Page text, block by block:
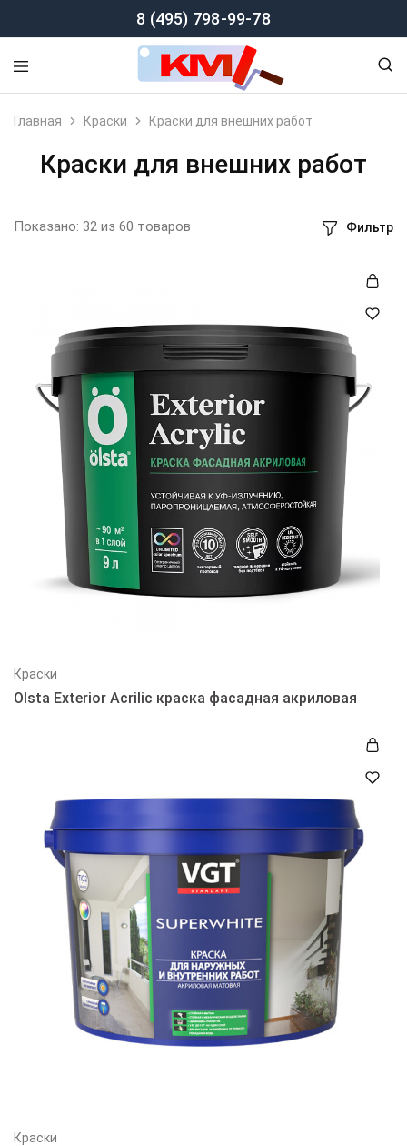
8 (495) 798-99-78
Главная Краски Краски для внешних работ
Краски для внешних работ
Показано: 32 из 60 товаров Фильтр
Краски
Olsta Exterior Acrilic краска фасадная акриловая
Краски